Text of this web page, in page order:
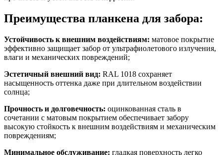
Преимущества планкена для забора:
Устойчивость к внешним воздействиям: матовое покрытие
эффективно защищает забор от ультрафиолетового излучения,
влаги и механических повреждений;
Эстетичный внешний вид: RAL 1018 сохраняет
насыщенность оттенка даже при длительном воздействии
солнца;
Прочность и долговечность: оцинкованная сталь в
сочетании с матовым покрытием обеспечивает забору
высокую стойкость к внешним воздействиям и механическим
повреждениям;
Минимальное обслуживание: гладкая поверхность легко